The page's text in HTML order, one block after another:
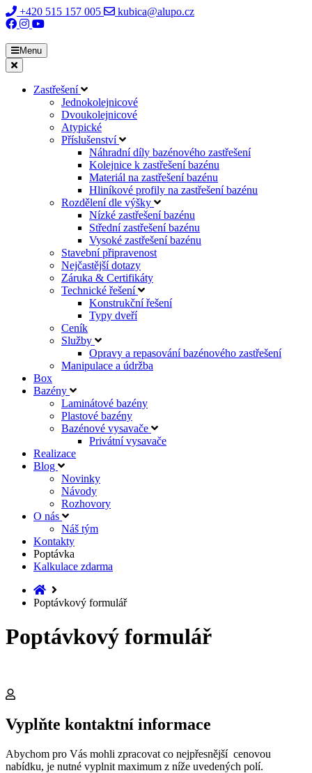
+420 515 157 005 kubica@alupo.cz
Menu
Zastřešení
Jednokolejnicové
Dvoukolejnicové
Atypické
Příslušenství
Náhradní díly bazénového zastřešení
Kolejnice k zastřešení bazénu
Materiál na zastřešení bazénu
Hliníkové profily na zastřešení bazénu
Rozdělení dle výšky
Nízké zastřešení bazénu
Střední zastřešení bazénu
Vysoké zastřešení bazénu
Stavební připravenost
Nejčastější dotazy
Záruka & Certifikáty
Technické řešení
Konstrukční řešení
Typy dveří
Ceník
Služby
Opravy a repasování bazénového zastřešení
Manipulace a údržba
Box
Bazény
Laminátové bazény
Plastové bazény
Bazénové vysavače
Privátní vysavače
Realizace
Blog
Novinky
Návody
Rozhovory
O nás
Náš tým
Kontakty
Poptávka
Kalkulace zdarma
Poptávkový formulář
Poptávkový formulář
Vyplňte kontaktní informace
Abychom pro Vás mohli zpracovat co nejpřesnější cenovou
nabídku, je nutné vyplnit maximum z níže uvedených polí.